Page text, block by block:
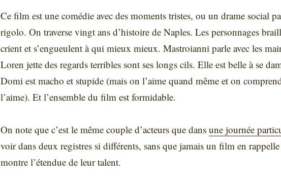
Ce film est une comédie avec des moments tristes, ou un drame social
rigolo. On traverse vingt ans d’histoire de Naples. Les personnages
crient et s’engueulent à qui mieux mieux. Mastroianni parle avec les
Loren jette des regards terribles sont ses longs cils. Elle est belle à se
Domi est macho et stupide (mais on l’aime quand même et on
l’aime). Et l’ensemble du film est formidable.
On note que c’est le même couple d’acteurs que dansune journée
voir dans deux registres si différents, sans que jamais un film en rappelle
montre l’étendue de leur talent.